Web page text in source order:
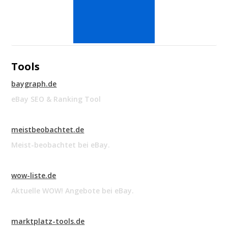
Tools
baygraph.de
eBay SEO & Ranking Tool
meistbeobachtet.de
Meist-beobachtet bei eBay.
wow-liste.de
Aktuelle WOW! Angebote bei eBay.
marktplatz-tools.de